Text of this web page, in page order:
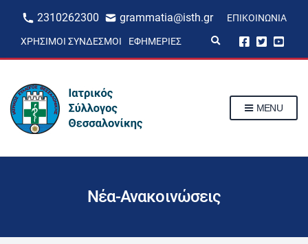
2310262300 grammatia@isth.gr ΕΠΙΚΟΙΝΩΝΊΑ
ΧΡΉΣΙΜΟΙ ΣΎΝΔΕΣΜΟΙ ΕΦΗΜΕΡΊΕΣ
p
m
MENU
Νέα-Ανακοινώσεις